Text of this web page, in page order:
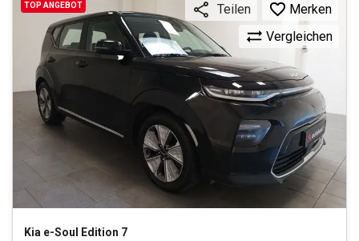
TOP ANGEBOT
Kia e-Soul Edition 7
Vergleichen
Teilen Merken